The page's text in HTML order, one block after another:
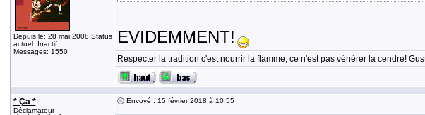
Depuis le: 28 mai 2008 Status
actuel: Inactif
Messages: 1550
EVIDEMMENT!
Respecter la tradition c'est nourrir la flamme, ce n'est pas vénérer la cendre!
* Ça *
Déclamateur
Envoyé : 15 février 2018 à 10:55